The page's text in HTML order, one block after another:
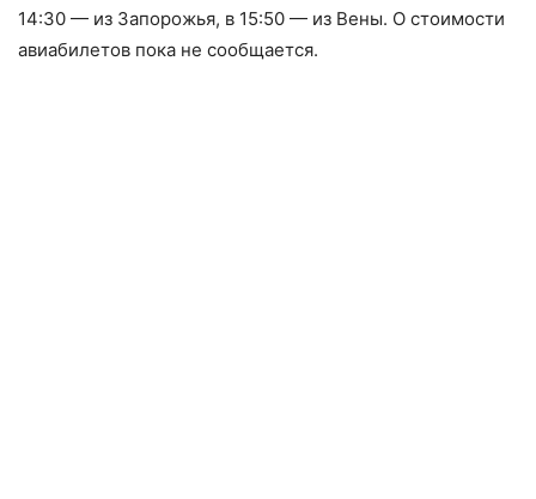
14:30 — из Запорожья, в 15:50 — из Вены. О стоимости
авиабилетов пока не сообщается.